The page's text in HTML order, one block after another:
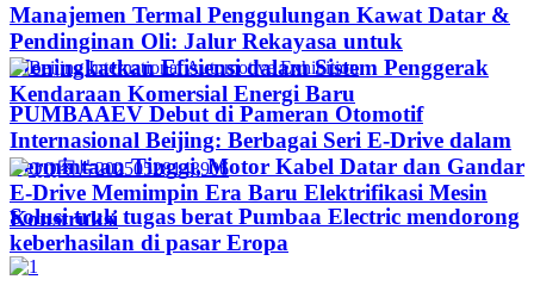
Manajemen Termal Penggulungan Kawat Datar &
Pendinginan Oli: Jalur Rekayasa untuk
Meningkatkan Efisiensi dalam Sistem Penggerak
Kendaraan Komersial Energi Baru
PUMBAAEV Debut di Pameran Otomotif
Internasional Beijing: Berbagai Seri E-Drive dalam
Permintaan Tinggi, Motor Kabel Datar dan Gandar
E-Drive Memimpin Era Baru Elektrifikasi Mesin
Konstruksi
Solusi truk tugas berat Pumbaa Electric mendorong
keberhasilan di pasar Eropa